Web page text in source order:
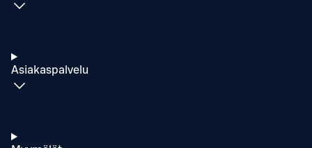
Asiakaspalvelu